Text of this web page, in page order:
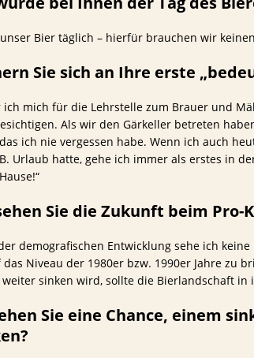
Bier täglich – hierfür brauchen wir
Sie sich an Ihre erste
ich mich für die Lehrstelle zum Brauer und
Als wir den Gärkeller betreten
ich nie vergessen habe. Wenn ich auch
Urlaub hatte, gehe ich immer als erstes in
Sie die Zukunft beim Pro-
demografischen Entwicklung sehe ich
Niveau der 1980er bzw. 1990er Jahre zu
sinken wird, sollte die Bierlandschaft
Sie eine Chance, einem